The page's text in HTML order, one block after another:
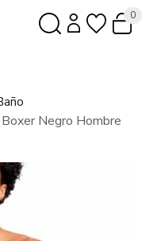
0
Negro Hombre